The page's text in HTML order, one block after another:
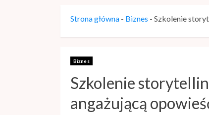
Strona główna - Biznes - Szkolenie
Biznes
Szkolenie
angażującą